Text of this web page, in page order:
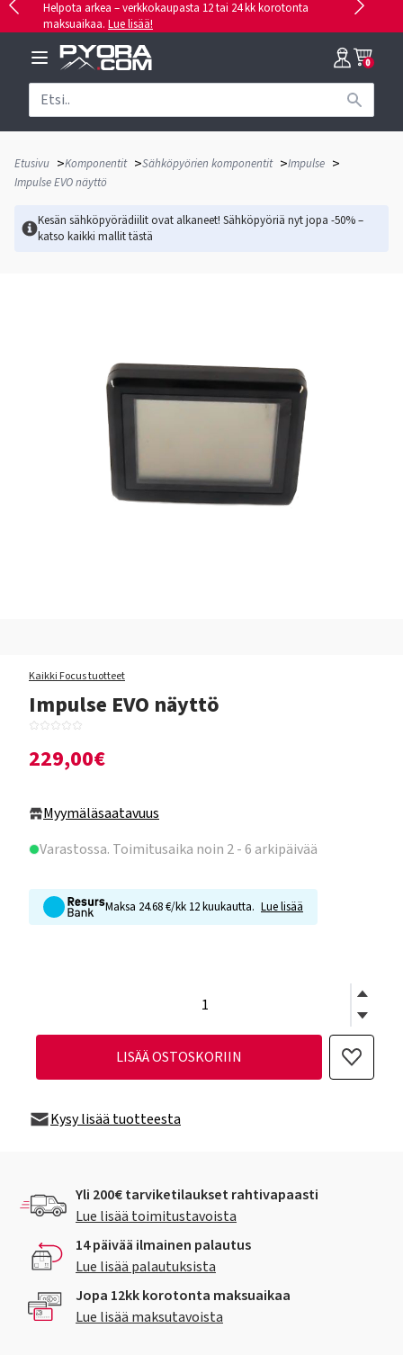
Helpota arkea – verkkokaupasta 12 tai 24 kk korotonta
maksuaikaa. Lue lisää!
0
Etusivu >Komponentit >Sähköpyörien komponentit >Impulse >
Impulse EVO näyttö
Kesän sähköpyörädiilit ovat alkaneet! Sähköpyöriä nyt jopa -50% –
katso kaikki mallittästä
Kaikki Focus tuotteet
Impulse EVO näyttö
229,00€
Myymäläsaatavuus
Varastossa. Toimitusaika noin 2 - 6 arkipäivää
Maksa 24.68 €/kk 12 kuukautta. Lue lisää
LISÄÄ OSTOSKORIIN
Kysy lisää tuotteesta
Yli 200€ tarviketilaukset rahtivapaasti
Lue lisää toimitustavoista
14 päivää ilmainen palautus
Lue lisää palautuksista
Jopa 12kk korotonta maksuaikaa
Lue lisää maksutavoista